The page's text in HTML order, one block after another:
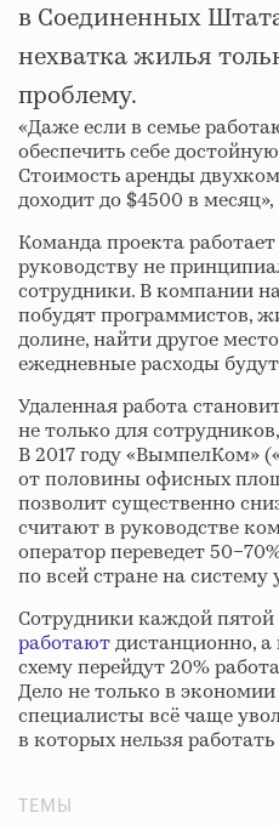
в Соединенных
нехватка жилья
проблему.
«Даже если в семье
обеспечить себе
Стоимость аренды
доходит до $4500 в
Команда проекта
руководству не
сотрудники. В компании
побудят программистов,
долине, найти другое
ежедневные расходы
Удаленная работа
не только для
В 2017 году «ВымпелКом»
от половины офисных
позволит существенно
считают в руководстве
оператор переведет
по всей стране на
Сотрудники каждой пятой
работаютдистанционно,
схему перейдут 20%
Дело не только в
специалисты всё чаще
в которых нельзя
ТЕМЫ